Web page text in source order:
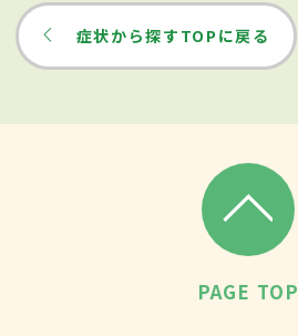
症状から探すTOPに戻る
PAGE TOP